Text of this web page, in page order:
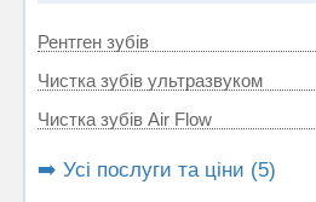
Рентген зубів
Чистка зубів ультразвуком
Чистка зубів Air Flow
➡️ Усі послуги та ціни (5)